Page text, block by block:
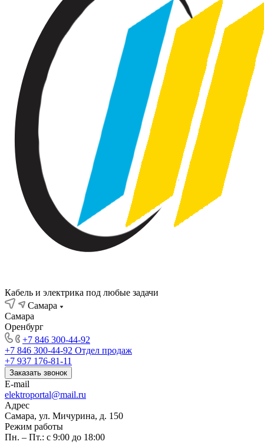
Кабель и электрика под любые задачи
Самара
Самара
Оренбург
+7 846 300-44-92
+7 846 300-44-92 Отдел продаж
+7 937 176-81-11
Заказать звонок
E-mail
elektroportal@mail.ru
Адрес
Самара, ул. Мичурина, д. 150
Режим работы
Пн. – Пт.: с 9:00 до 18:00